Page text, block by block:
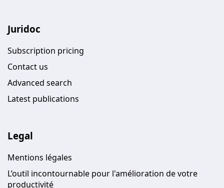
Juridoc
Subscription pricing
Contact us
Advanced search
Latest publications
Legal
Mentions légales
L’outil incontournable pour l'amélioration de votre
productivité